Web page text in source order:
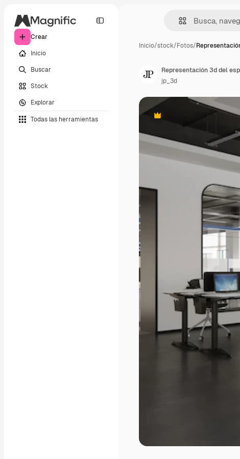
Crear
Inicio
Buscar
Stock
Explorar
Todas las herramientas
Inicio/stock/Fotos/
Premium
Representación 3d del
jp_3d